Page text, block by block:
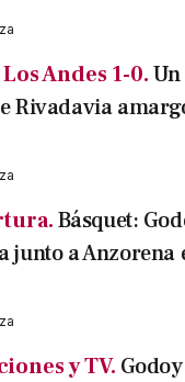
Andes 1-0.Un
Rivadavia
Básquet:
junto a Anzorena
y TV.